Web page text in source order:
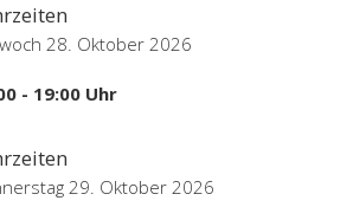
28. Oktober 2026
- 19:00 Uhr
29. Oktober 2026